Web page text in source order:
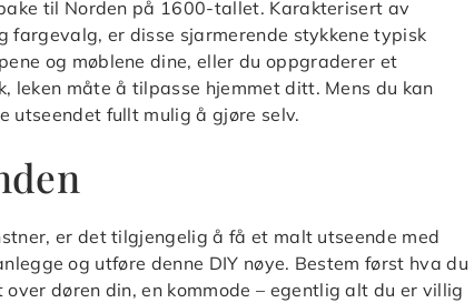
til Norden på 1600-tallet. Karakterisert av
er disse sjarmerende stykkene typisk
og møblene dine, eller du oppgraderer et
leken måte å tilpasse hjemmet ditt. Mens du kan
utseendet fullt mulig å gjøre selv.
er det tilgjengelig å få et malt utseende med
og utføre denne DIY nøye. Bestem først hva du
døren din, en kommode – egentlig alt du er villig